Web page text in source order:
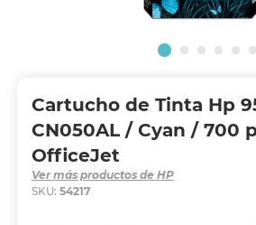
Cartucho de Tinta Hp
CN050AL / Cyan / 700
OfficeJet
Ver más productos de HP
SKU: 54217